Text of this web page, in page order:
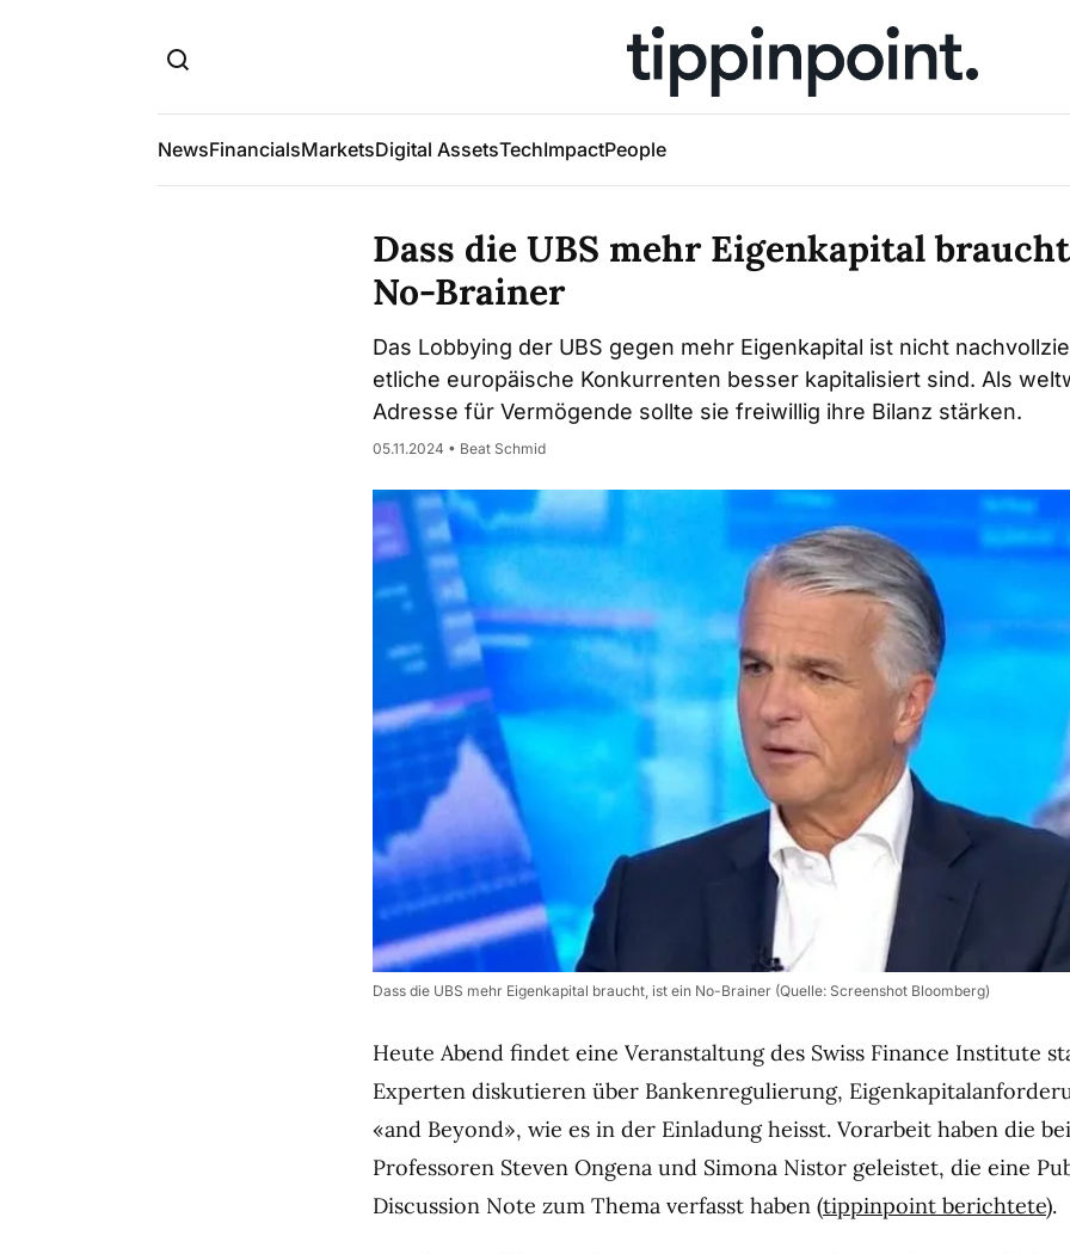
NewsFinancialsMarketsDigital AssetsTechImpactPeople
Dass die UBS mehr Eigenkapital
No-Brainer
Das Lobbying der UBS gegen mehr Eigenkapital ist nicht
etliche europäische Konkurrenten besser kapitalisiert sind. Als
Adresse für Vermögende sollte sie freiwillig ihre Bilanz stärken.
05.11.2024 • Beat Schmid
Dass die UBS mehr Eigenkapital braucht, ist ein No-Brainer (Quelle: Screenshot Bloomberg)
Heute Abend findet eine Veranstaltung des Swiss Finance Institute
Experten diskutieren über Bankenregulierung,
«and Beyond», wie es in der Einladung heisst. Vorarbeit haben die
Professoren Steven Ongena und Simona Nistor geleistet, die eine
Discussion Note zum Thema verfasst haben (tippinpoint berichtete).